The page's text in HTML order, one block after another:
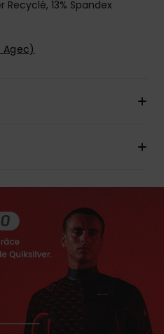
Recyclé, 13% Spandex